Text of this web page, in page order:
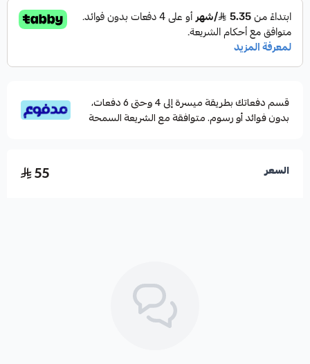
قابل للطي للتخزين.
هذا المنتج هو أداة مفيدة لصيادي الأسماك. إنه سهل
الاستخدام ومتين وقابل للحمل.
قسم دفعاتك بطريقة ميسرة إلى 4 وحتى 6 دفعات،
بدون فوائد أو رسوم. متوافقة مع الشريعة السمحة
السعر 55